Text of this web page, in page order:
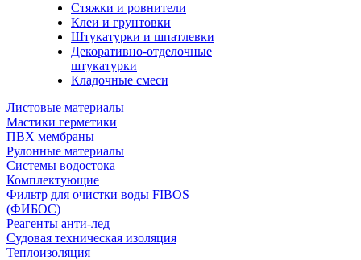
Стяжки и ровнители
Клеи и грунтовки
Штукатурки и шпатлевки
Декоративно-отделочные
штукатурки
Кладочные смеси
Листовые материалы
Мастики герметики
ПВХ мембраны
Рулонные материалы
Системы водостока
Комплектующие
Фильтр для очистки воды FIBOS
(ФИБОС)
Реагенты анти-лед
Судовая техническая изоляция
Теплоизоляция